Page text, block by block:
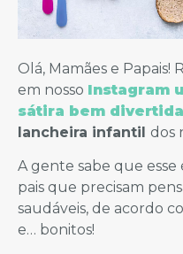
Olá, Mamães e
em nosso Instagram
sátira bem divertida
lancheira infantil dos
A gente sabe que esse
pais que precisam
saudáveis, de acordo
e… bonitos!